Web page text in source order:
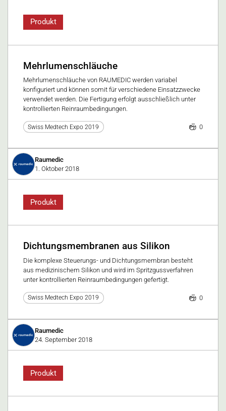
Produkt
Mehrlumenschläuche
Mehrlumenschläuche von RAUMEDIC werden variabel
konfiguriert und können somit für verschiedene Einsatzzwecke
verwendet werden. Die Fertigung erfolgt ausschließlich unter
kontrollierten Reinraumbedingungen.
Swiss Medtech Expo 2019 0
Raumedic
1. Oktober 2018
Produkt
Dichtungsmembranen aus Silikon
Die komplexe Steuerungs- und Dichtungsmembran besteht
aus medizinischem Silikon und wird im Spritzgussverfahren
unter kontrollierten Reinraumbedingungen gefertigt.
Swiss Medtech Expo 2019 0
Raumedic
24. September 2018
Produkt